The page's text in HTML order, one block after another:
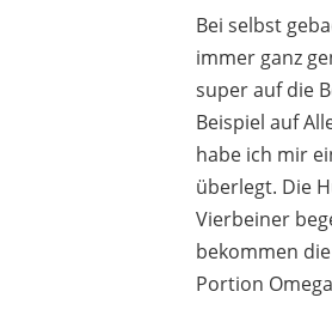
Bei selbst
immer ganz
super auf die
Beispiel auf
habe ich mir
überlegt. Die
Vierbeiner
bekommen
Portion